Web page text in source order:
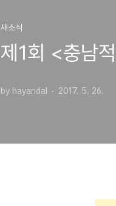
새소식
제1회 <충남
by hayandal 2017. 5. 26.